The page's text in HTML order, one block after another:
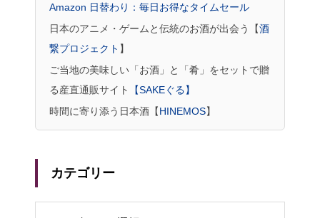
Amazon 日替わり：毎日お得なタイムセール
日本のアニメ・ゲームと伝統のお酒が出会う【酒
繋プロジェクト 】
ご当地の美味しい「お酒」と「肴」をセットで贈
る産直通販サイト
【SAKEぐる】
時間に寄り添う日本酒【HINEMOS】
カテゴリー